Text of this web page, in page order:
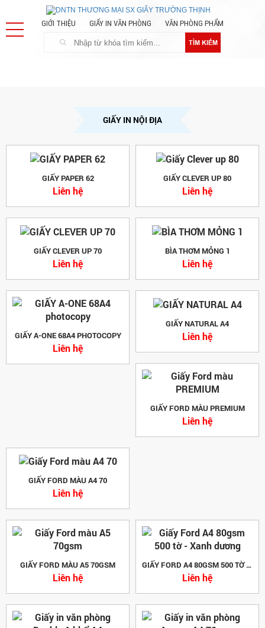
GIỚI THIỆU GIẤY IN VĂN PHÒNG VĂN PHÒNG PHẨM
TÌM KIẾM
GIẤY IN NỘI ĐỊA
GIẤY PAPER 62
Liên hệ
GIẤY CLEVER UP 80
Liên hệ
GIẤY CLEVER UP 70
Liên hệ
BÌA THƠM MỎNG 1
Liên hệ
GIẤY A-ONE 68A4 PHOTOCOPY
Liên hệ
GIẤY NATURAL A4
Liên hệ
GIẤY FORD MÀU PREMIUM
Liên hệ
GIẤY FORD MÀU A4 70
Liên hệ
GIẤY FORD MÀU A5 70GSM
Liên hệ
GIẤY FORD A4 80GSM 500 TỜ - XANH DƯƠNG
Liên hệ